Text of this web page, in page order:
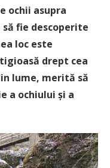
ochii asupra
fie descoperite
loc este
drept cea
lume, merită să
a ochiului și a